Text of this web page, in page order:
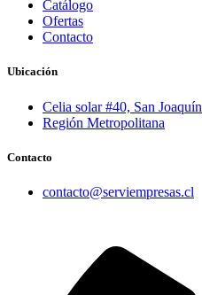
Catálogo
Ofertas
Contacto
Ubicación
Celia solar #40, San Joaquín
Región Metropolitana
Contacto
contacto@serviempresas.cl